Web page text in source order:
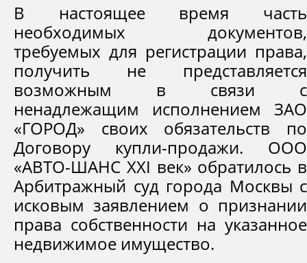
В настоящее время часть
необходимых документов,
требуемых для регистрации права,
получить не представляется
возможным в связи с
ненадлежащим исполнением ЗАО
«ГОРОД» своих обязательств по
Договору купли-продажи. ООО
«АВТО-ШАНС XXI век» обратилось в
Арбитражный суд города Москвы с
исковым заявлением о признании
права собственности на указанное
недвижимое имущество.